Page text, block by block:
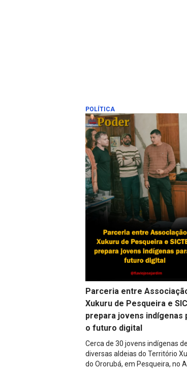
POLÍTICA
Parceria entre
Xukuru de Pesqueira e
prepara jovens indígenas
o futuro digital
Cerca de 30 jovens indígenas de
diversas aldeias do Território
do Ororubá, em Pesqueira, no